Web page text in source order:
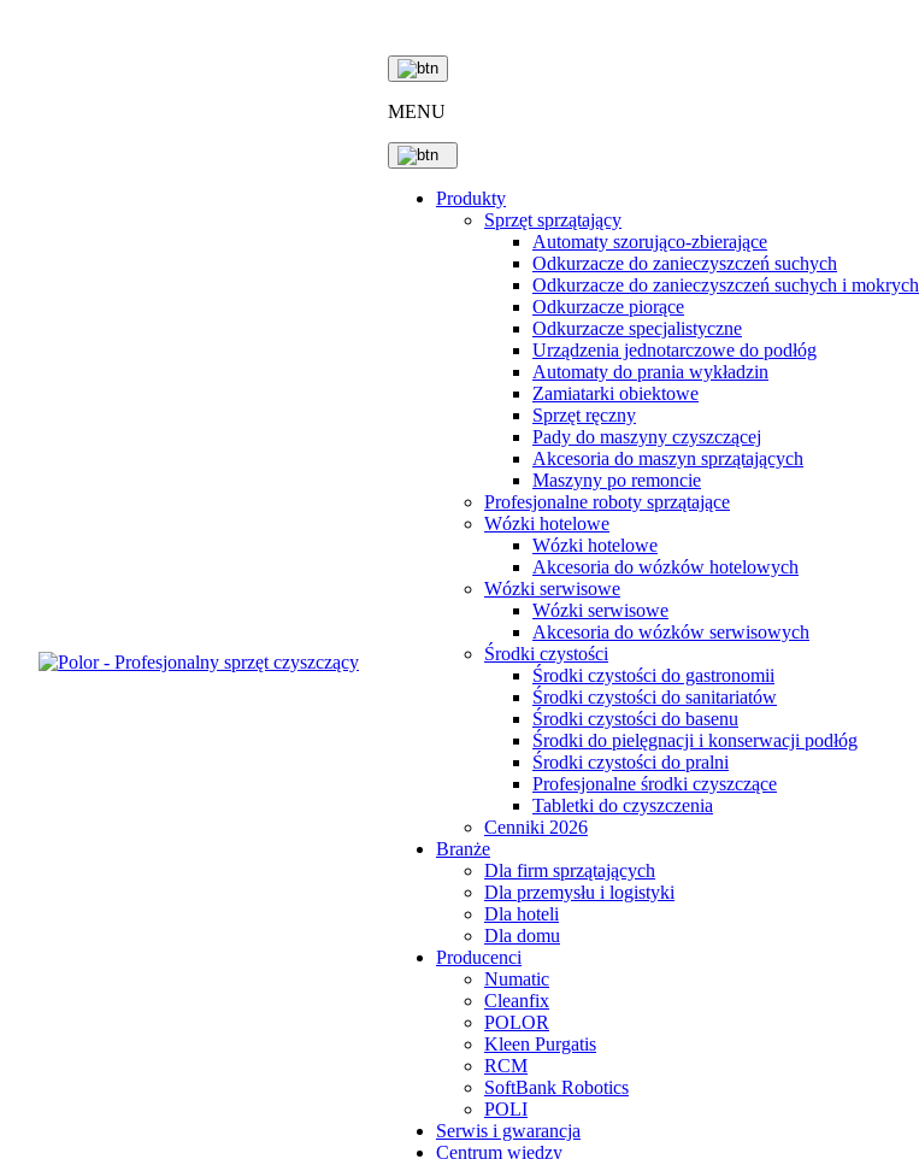
MENU
Produkty
Sprzęt sprzątający
Automaty szorująco-zbierające
Odkurzacze do zanieczyszczeń suchych
Odkurzacze do zanieczyszczeń suchych i mokrych
Odkurzacze piorące
Odkurzacze specjalistyczne
Urządzenia jednotarczowe do podłóg
Automaty do prania wykładzin
Zamiatarki obiektowe
Sprzęt ręczny
Pady do maszyny czyszczącej
Akcesoria do maszyn sprzątających
Maszyny po remoncie
Profesjonalne roboty sprzątające
Wózki hotelowe
Wózki hotelowe
Akcesoria do wózków hotelowych
Wózki serwisowe
Wózki serwisowe
Akcesoria do wózków serwisowych
Środki czystości
Środki czystości do gastronomii
Środki czystości do sanitariatów
Środki czystości do basenu
Środki do pielęgnacji i konserwacji podłóg
Środki czystości do pralni
Profesjonalne środki czyszczące
Tabletki do czyszczenia
Cenniki 2026
Branże
Dla firm sprzątających
Dla przemysłu i logistyki
Dla hoteli
Dla domu
Producenci
Numatic
Cleanfix
POLOR
Kleen Purgatis
RCM
SoftBank Robotics
POLI
Serwis i gwarancja
Centrum wiedzy